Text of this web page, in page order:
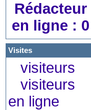
Rédacteur
en ligne : 0
Visites
visiteurs
visiteurs
en ligne